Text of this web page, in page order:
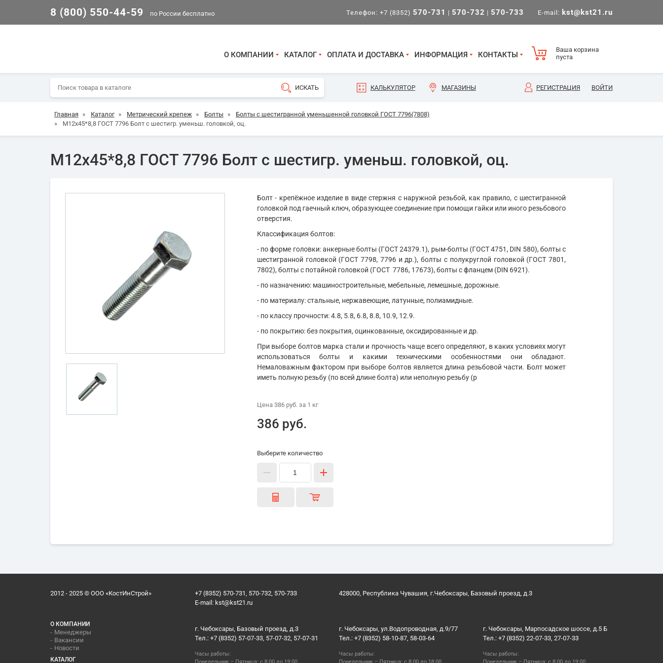
8 (800) 550-44-59 по России бесплатно Телефон: +7 (8352) 570-731 | 570-732 | 570-733 E-mail: kst@kst21.ru
О КОМПАНИИ КАТАЛОГ ОПЛАТА И ДОСТАВКА ИНФОРМАЦИЯ КОНТАКТЫ
Ваша корзина
пуста
КАЛЬКУЛЯТОР МАГАЗИНЫ РЕГИСТРАЦИЯ ВОЙТИ
Главная » Каталог » Метрический крепеж » Болты »
Болты с шестигранной уменьшенной головкой ГОСТ 7796(7808)
»
М12х45*8,8 ГОСТ 7796 Болт с шестигр. уменьш. головкой, оц.
М12х45*8,8 ГОСТ 7796 Болт с шестигр. уменьш. головкой, оц.
Болт - крепёжное изделие в виде стержня с наружной резьбой, как правило, с шестигранной
головкой под гаечный ключ, образующее соединение при помощи гайки или иного резьбового
отверстия.
Классификация болтов:
- по форме головки: анкерные болты (ГОСТ 24379.1), рым-болты (ГОСТ 4751, DIN 580), болты с
шестигранной головкой (ГОСТ 7798, 7796 и др.), болты с полукруглой головкой (ГОСТ 7801,
7802), болты с потайной головкой (ГОСТ 7786, 17673), болты с фланцем (DIN 6921).
- по назначению: машиностроительные, мебельные, лемешные, дорожные.
- по материалу: стальные, нержавеющие, латунные, полиамидные.
- по классу прочности: 4.8, 5.8, 6.8, 8.8, 10.9, 12.9.
- по покрытию: без покрытия, оцинкованные, оксидированные и др.
При выборе болтов марка стали и прочность чаще всего определяют, в каких условиях могут
использоваться болты и какими техническими особенностями они обладают.
Немаловажным фактором при выборе болтов является длина резьбовой части. Болт может
иметь полную резьбу (по всей длине болта) или неполную резьбу (р
Цена 386 руб.за 1 кг
386 руб.
Выберите количество
2012 - 2025 © ООО «КостИнСтрой»
+7 (8352) 570-731, 570-732, 570-733
E-mail: kst@kst21.ru
428000, Республика Чувашия, г.Чебоксары, Базовый проезд, д.3
О КОМПАНИИ
Менеджеры
Вакансии
Новости
КАТАЛОГ
г. Чебоксары, Базовый проезд, д.3
Тел.: +7 (8352) 57-07-33, 57-07-32, 57-07-31
Часы работы:
г. Чебоксары, ул.Водопроводная, д.9/77
Тел.: +7 (8352) 58-10-87, 58-03-64
Часы работы:
г. Чебоксары, Марпосадское шоссе, д.5 Б
Тел.: +7 (8352) 22-07-33, 27-07-33
Часы работы: